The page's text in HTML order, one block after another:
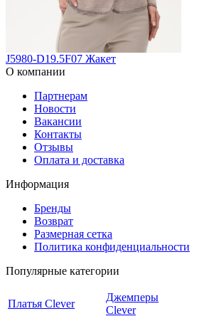
J5980-D19.5F07 Жакет
О компании
Партнерам
Новости
Вакансии
Контакты
Отзывы
Оплата и доставка
Информация
Бренды
Возврат
Размерная сетка
Политика конфиденциальности
Популярные категории
Платья Clever
Джемперы
Clever